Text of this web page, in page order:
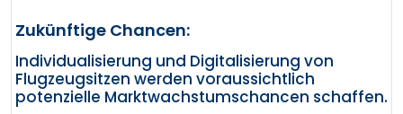
Zukünftige Chancen:
Individualisierung und Digitalisierung von
Flugzeugsitzen werden voraussichtlich
potenzielle Marktwachstumschancen schaffen.